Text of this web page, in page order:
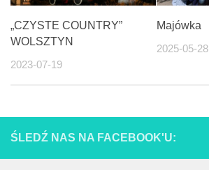
„CZYSTE COUNTRY”
WOLSZTYN
2023-07-19
Majówka
2025-05-28
ŚLEDŹ NAS NA FACEBOOK'U: